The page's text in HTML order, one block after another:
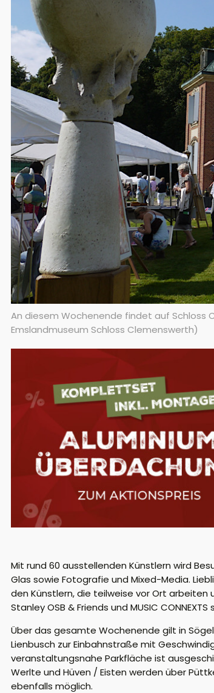
An diesem Wochenende findet auf Schloss
Emslandmuseum Schloss Clemenswerth)
Mit rund 60 ausstellenden Künstlern wird
Glas sowie Fotografie und Mixed-Media.
den Künstlern, die teilweise vor Ort arbeiten
Stanley OSB & Friends und MUSIC
Über das gesamte Wochenende gilt in
Lienbusch zur Einbahnstraße mit
veranstaltungsnahe Parkfläche ist
Werlte und Hüven / Eisten werden über
ebenfalls möglich.